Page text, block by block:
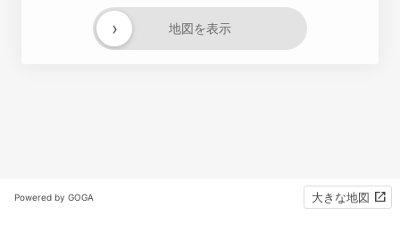
地図を表示
›
Powered by GOGA 大きな地図